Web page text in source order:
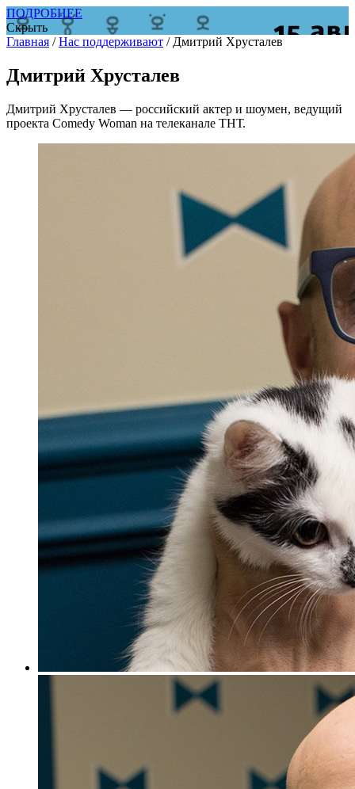
ПОДРОБНЕЕ
Скрыть
Главная / Нас поддерживают / Дмитрий Хрусталев
Дмитрий Хрусталев
Дмитрий Хрусталев — российский актер и шоумен, ведущий
проекта Comedy Woman на телеканале ТНТ.